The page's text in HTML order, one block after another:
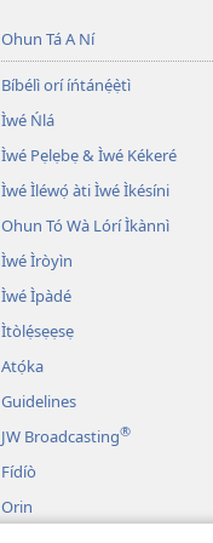
Ohun Tá A Ní
Bíbélì orí íńtánẹ́ẹ̀tì
Ìwé Ńlá
Ìwé Pẹlẹbẹ & Ìwé Kékeré
Ìwé Ìléwọ́ àti Ìwé Ìkésíni
Ohun Tó Wà Lórí Ìkànnì
Ìwé Ìròyìn
Ìwé Ìpàdé
Ìtòlẹ́sẹẹsẹ
Atọ́ka
Guidelines
JW Broadcasting®
Fídíò
Orin